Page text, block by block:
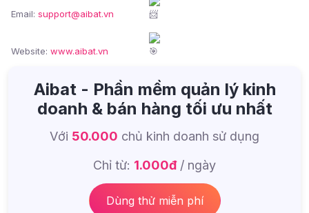
Email: support@aibat.vn
Website: www.aibat.vn
Aibat - Phần mềm quản lý kinh
doanh & bán hàng tối ưu nhất
Với 50.000 chủ kinh doanh sử dụng
Chỉ từ: 1.000đ/ ngày
Dùng thử miễn phí